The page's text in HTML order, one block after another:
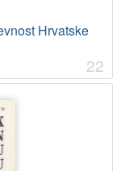
Hrvatske
22